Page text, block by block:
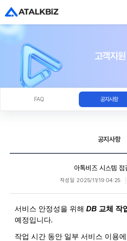
고객지원
FAQ 공지사항
공지사항
아톡비즈 시스템 점
작성일 2025/11/19 04:25
서비스 안정성을 위해 DB 교체 작
예정입니다.
작업 시간 동안 일부 서비스 이용